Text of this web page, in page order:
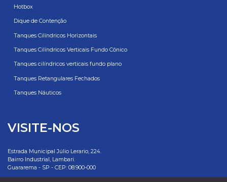
Hotbox
Dique de Contenção
Tanques Cilíndricos Horizontais
Tanques Cilíndricos Verticais Fundo Cônico
Tanques cilíndricos verticais fundo plano
Tanques Retangulares Fechados
Tanques Náuticos
VISITE-NOS
Estrada Municipal Júlio Lerario, 224.
Bairro Industrial, Lambari.
Guararema - SP - CEP: 08.900-000